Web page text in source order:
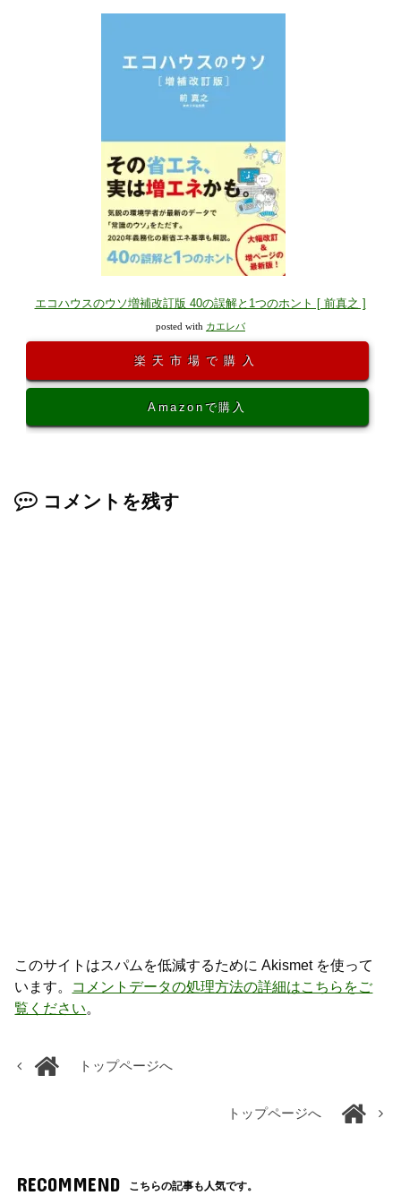
エコハウスのウソ増補改訂版 40の誤解と1つのホント [ 前真之 ]
posted with カエレバ
楽天市場で購入
Amazonで購入
コメントを残す
このサイトはスパムを低減するために Akismet を使って
います。 コメントデータの処理方法の詳細はこちらをご
覧ください。
トップページへ
トップページへ
RECOMMEND こちらの記事も人気です。